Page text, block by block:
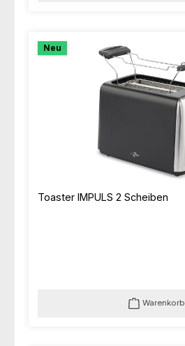
Neu
Toaster IMPULS 2 Scheiben
Warenkorb